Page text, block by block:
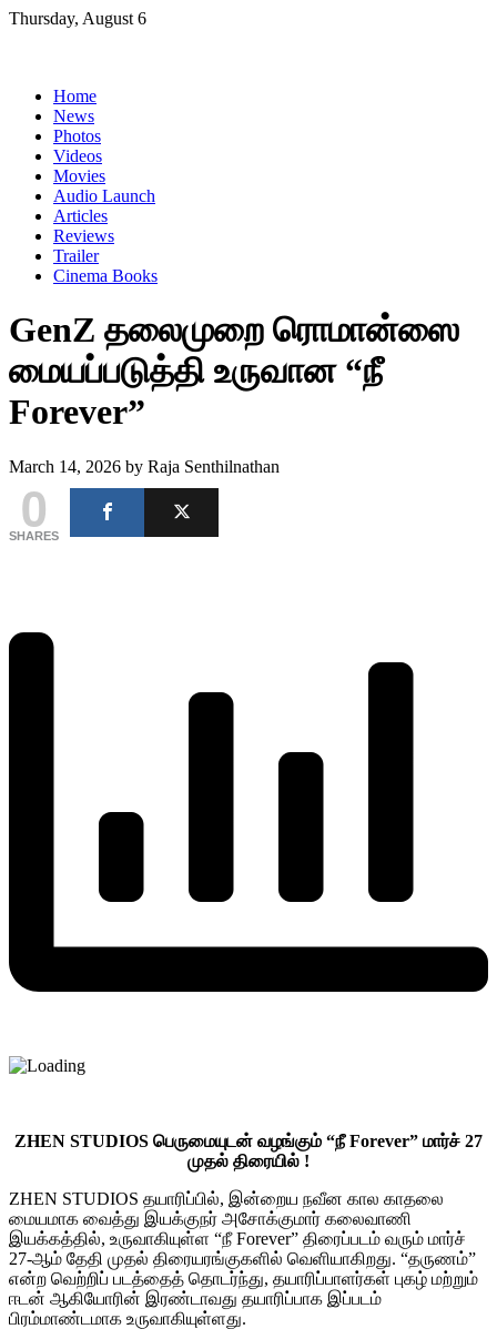
Skip
Thursday, August 6
Home
News
Photos
Videos
Movies
Audio Launch
Articles
Reviews
Trailer
Cinema Books
GenZ தலைமுறை ரொமான்ஸை
மையப்படுத்தி உருவான “நீ
Forever”
March 14, 2026 by Raja Senthilnathan
0
SHARES
ZHEN STUDIOS பெருமையுடன் வழங்கும் “நீ Forever” மார்ச் 27
முதல் திரையில் !
ZHEN STUDIOS தயாரிப்பில், இன்றைய நவீன கால காதலை
மையமாக வைத்து இயக்குநர் அசோக்குமார் கலைவாணி
இயக்கத்தில், உருவாகியுள்ள “நீ Forever” திரைப்படம் வரும் மார்ச்
27-ஆம் தேதி முதல் திரையரங்குகளில் வெளியாகிறது. “தருணம்”
என்ற வெற்றிப் படத்தைத் தொடர்ந்து, தயாரிப்பாளர்கள் புகழ் மற்றும்
ஈடன் ஆகியோரின் இரண்டாவது தயாரிப்பாக இப்படம்
பிரம்மாண்டமாக உருவாகியுள்ளது.